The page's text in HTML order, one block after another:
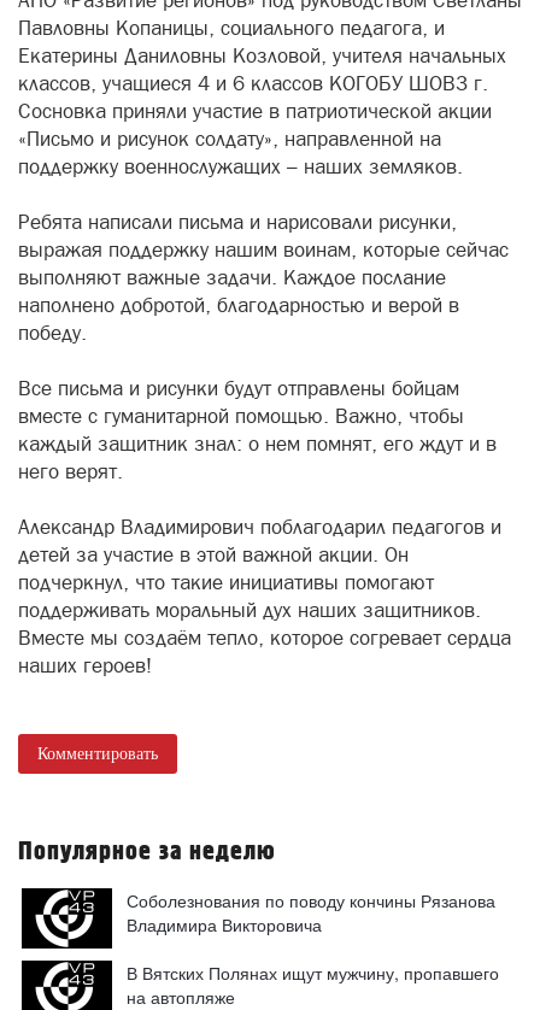
Павловны Копаницы, социального педагога, и
Екатерины Даниловны Козловой, учителя начальных
классов, учащиеся 4 и 6 классов КОГОБУ ШОВЗ г.
Сосновка приняли участие в патриотической акции
«Письмо и рисунок солдату», направленной на
поддержку военнослужащих – наших земляков.
Ребята написали письма и нарисовали рисунки,
выражая поддержку нашим воинам, которые сейчас
выполняют важные задачи. Каждое послание
наполнено добротой, благодарностью и верой в
победу.
Все письма и рисунки будут отправлены бойцам
вместе с гуманитарной помощью. Важно, чтобы
каждый защитник знал: о нем помнят, его ждут и в
него верят.
Александр Владимирович поблагодарил педагогов и
детей за участие в этой важной акции. Он
подчеркнул, что такие инициативы помогают
поддерживать моральный дух наших защитников.
Вместе мы создаём тепло, которое согревает сердца
наших героев!
Комментировать
Популярное за неделю
Соболезнования по поводу кончины Рязанова
Владимира Викторовича
В Вятских Полянах ищут мужчину, пропавшего
на автопляже